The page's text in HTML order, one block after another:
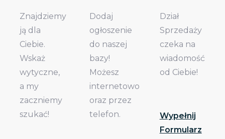
Znajdziemy
ją dla
Ciebie.
Wskaż
wytyczne,
a my
zaczniemy
szukać!
Dodaj
ogłoszenie
do naszej
bazy!
Możesz
internetowo
oraz przez
telefon.
Dział
Sprzedaży
czeka na
wiadomość
od Ciebie!
Wypełnij
Formularz